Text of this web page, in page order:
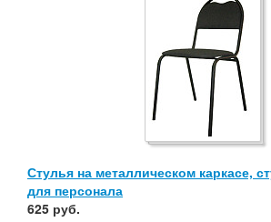
Стулья на металлическом каркасе,
для персонала
625 руб.